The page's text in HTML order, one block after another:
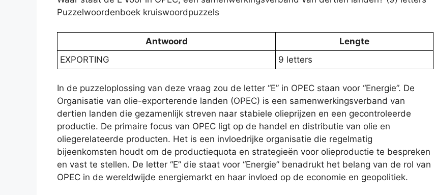
Puzzelwoordenboek kruiswoordpuzzels
Antwoord
Lengte
EXPORTING
9 letters
In de puzzeloplossing van deze vraag zou de letter “E” in OPEC staan voor “Energie”. De
Organisatie van olie-exporterende landen (OPEC) is een samenwerkingsverband van
dertien landen die gezamenlijk streven naar stabiele olieprijzen en een gecontroleerde
productie. De primaire focus van OPEC ligt op de handel en distributie van olie en
oliegerelateerde producten. Het is een invloedrijke organisatie die regelmatig
bijeenkomsten houdt om de productiequota en strategieën voor olieproductie te bespreken
en vast te stellen. De letter “E” die staat voor “Energie” benadrukt het belang van de rol van
OPEC in de wereldwijde energiemarkt en haar invloed op de economie en geopolitiek.